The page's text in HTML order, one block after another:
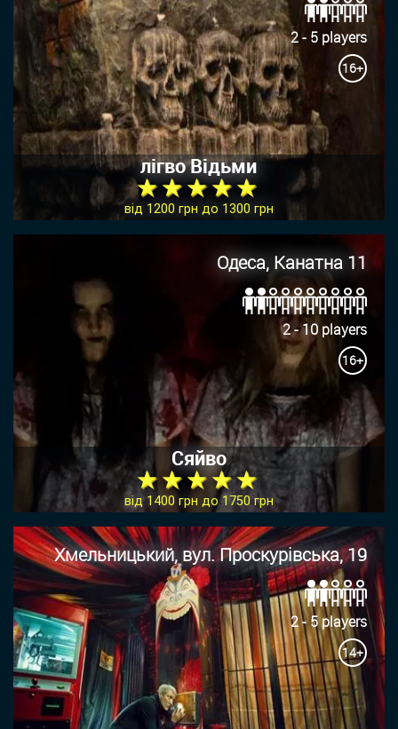
2 - 5 players
16+
лігво Відьми
★ ★ ★ ★ ★
від 1200 грн до 1300 грн
Одеса, Канатна 11
2 - 10 players
16+
Сяйво
★ ★ ★ ★ ★
від 1400 грн до 1750 грн
Хмельницький, вул. Проскурівська, 19
2 - 5 players
14+